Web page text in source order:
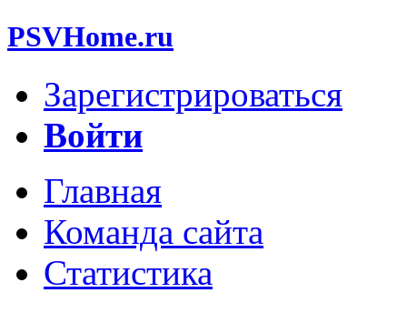
PSVHome.ru
Зарегистрироваться
Войти
Главная
Команда сайта
Статистика